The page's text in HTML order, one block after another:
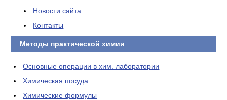
Новости сайта
Контакты
Методы практической химии
Основные операции в хим. лаборатории
Химическая посуда
Химические формулы